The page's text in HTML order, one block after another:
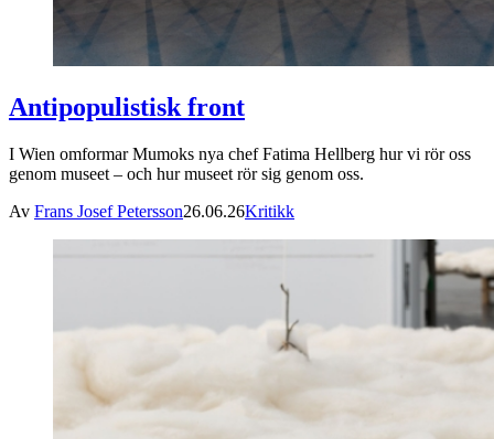
Antipopulistisk front
I Wien omformar Mumoks nya chef Fatima Hellberg hur vi rör oss
genom museet – och hur museet rör sig genom oss.
Av Frans Josef Petersson26.06.26Kritikk